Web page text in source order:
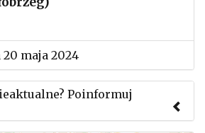
maja 2024
Poinformuj